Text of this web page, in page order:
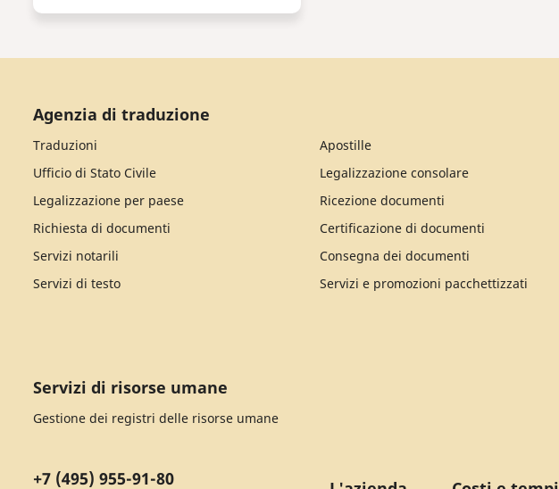
Agenzia di traduzione
Traduzioni
Apostille
Ufficio di Stato Civile
Legalizzazione consolare
Legalizzazione per paese
Ricezione documenti
Richiesta di documenti
Certificazione di documenti
Servizi notarili
Consegna dei documenti
Servizi di testo
Servizi e promozioni pacchettizzati
Servizi di risorse umane
Gestione dei registri delle risorse umane
+7 (495) 955-91-80